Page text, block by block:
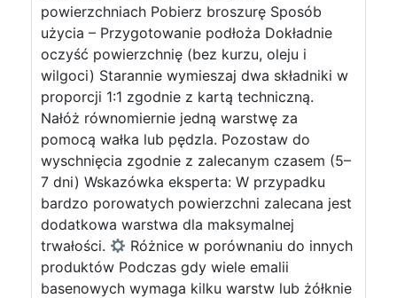
powierzchniach Pobierz broszurę Sposób
użycia – Przygotowanie podłoża Dokładnie
oczyść powierzchnię (bez kurzu, oleju i
wilgoci) Starannie wymieszaj dwa składniki w
proporcji 1:1 zgodnie z kartą techniczną.
Nałóż równomiernie jedną warstwę za
pomocą wałka lub pędzla. Pozostaw do
wyschnięcia zgodnie z zalecanym czasem (5–
7 dni) Wskazówka eksperta: W przypadku
bardzo porowatych powierzchni zalecana jest
dodatkowa warstwa dla maksymalnej
trwałości.
Różnice w porównaniu do innych
produktów Podczas gdy wiele emalii
basenowych wymaga kilku warstw lub żółknie